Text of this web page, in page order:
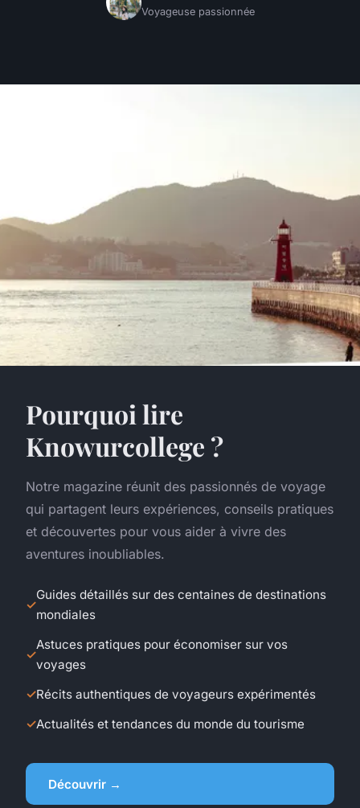
Voyageuse passionnée
Pourquoi lire
Knowurcollege ?
Notre magazine réunit des passionnés de voyage
qui partagent leurs expériences, conseils pratiques
et découvertes pour vous aider à vivre des
aventures inoubliables.
Guides détaillés sur des centaines de destinations
mondiales
Astuces pratiques pour économiser sur vos
voyages
Récits authentiques de voyageurs expérimentés
Actualités et tendances du monde du tourisme
Découvrir →